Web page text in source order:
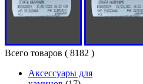
Всего товаров ( 8182 )
Аксессуары для